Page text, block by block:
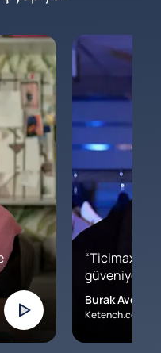
“Ticimax'a
Burak Avcılar
Ketench.com –